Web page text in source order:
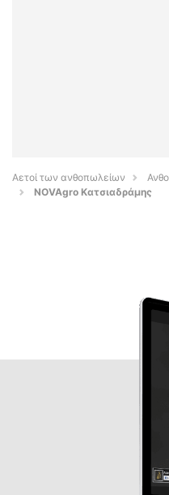
Αετοί των ανθοπωλείων
NOVAgro Κατσιαδράμης